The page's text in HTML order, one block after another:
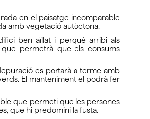
en el paisatge incomparable
amb vegetació autòctona.
ben aïllat i perquè arribi als
permetrà que els consums
es portarà a terme amb
El manteniment el podrà fer
que permeti que les persones
que hi predomini la fusta.